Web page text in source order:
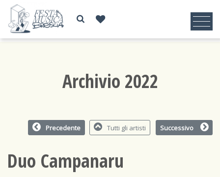
Archivio 2022
Precedente Tutti gli artisti Successivo
Duo Campanaru